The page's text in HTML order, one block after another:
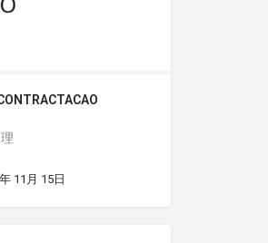
11月 15日